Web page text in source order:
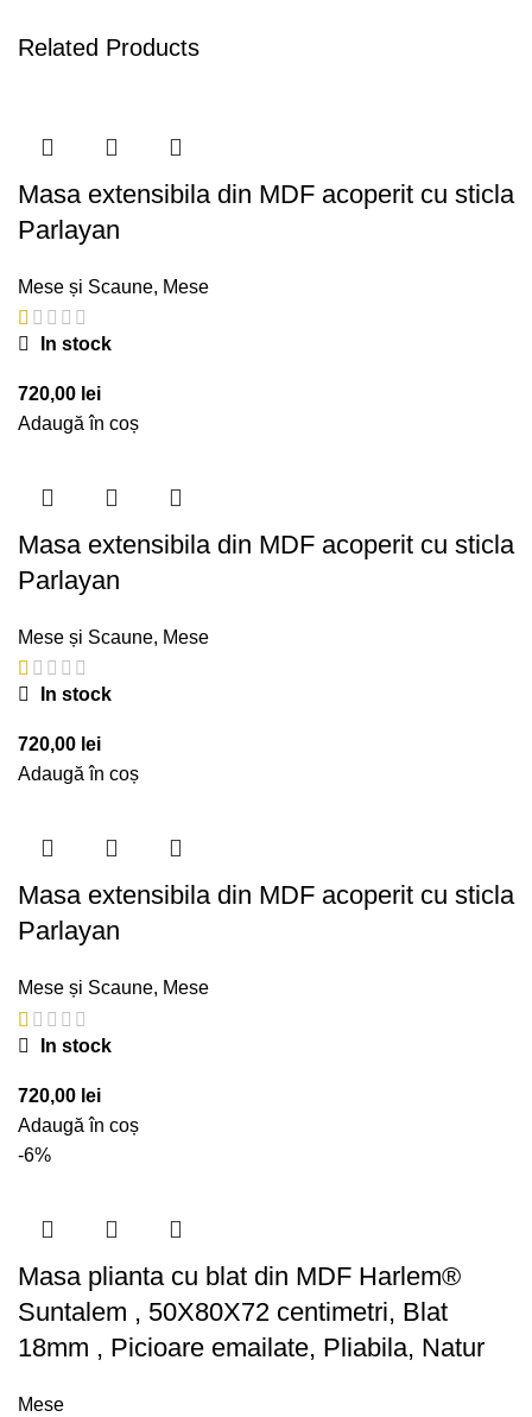
Related Products
Masa extensibila din MDF acoperit cu sticla
Parlayan
Mese și Scaune, Mese
In stock
720,00 lei
Adaugă în coș
Masa extensibila din MDF acoperit cu sticla
Parlayan
Mese și Scaune, Mese
In stock
720,00 lei
Adaugă în coș
Masa extensibila din MDF acoperit cu sticla
Parlayan
Mese și Scaune, Mese
In stock
720,00 lei
Adaugă în coș
-6%
Masa plianta cu blat din MDF Harlem®
Suntalem , 50X80X72 centimetri, Blat
18mm , Picioare emailate, Pliabila, Natur
Mese